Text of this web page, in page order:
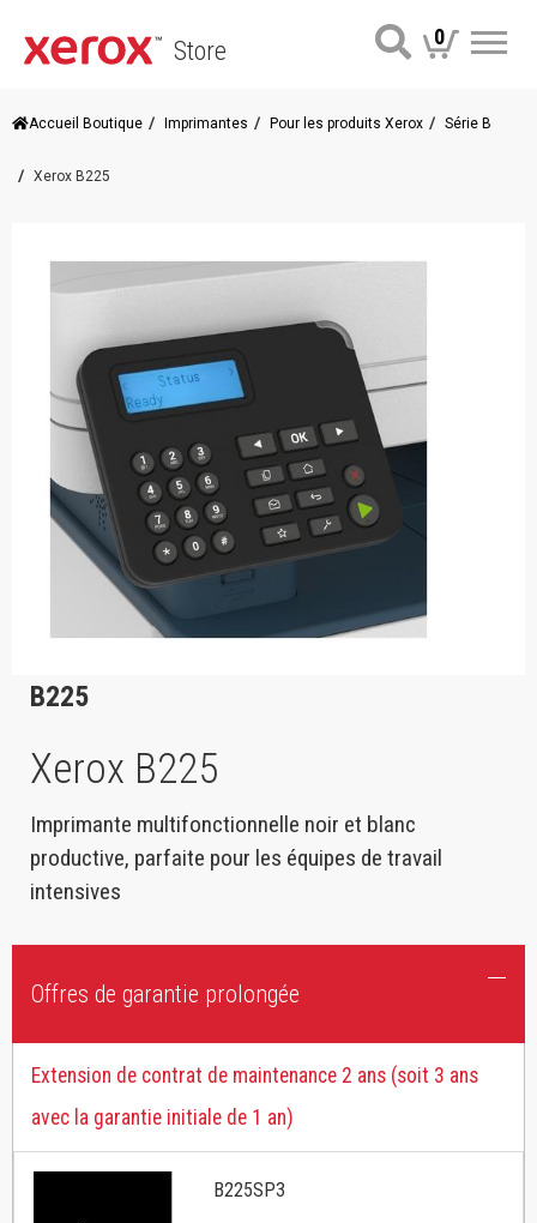
Store 0
Accueil Boutique Imprimantes Pour les produits Xerox Série B
Xerox B225
B225
Xerox B225
Imprimante multifonctionnelle noir et blanc
productive, parfaite pour les équipes de travail
intensives
Offres de garantie prolongée
Extension de contrat de maintenance 2 ans (soit 3 ans
avec la garantie initiale de 1 an)
B225SP3